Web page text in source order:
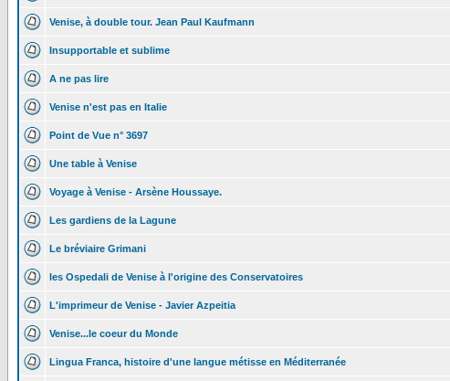
Venise, à double tour. Jean Paul Kaufmann
Insupportable et sublime
A ne pas lire
Venise n'est pas en Italie
Point de Vue n° 3697
Une table à Venise
Voyage à Venise - Arsène Houssaye.
Les gardiens de la Lagune
Le bréviaire Grimani
les Ospedali de Venise à l'origine des Conservatoires
L'imprimeur de Venise - Javier Azpeitia
Venise...le coeur du Monde
Lingua Franca, histoire d'une langue métisse en Méditerranée